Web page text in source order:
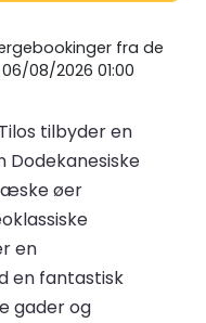
fra de
08/2026 01:00
tilbyder en
Dodekanesiske
øer
en
en fantastisk
gader og